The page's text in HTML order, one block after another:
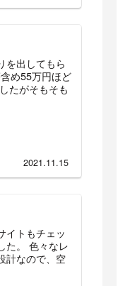
を出してもら
め55万円ほど
たがそもそも
2021.11.15
イトもチェッ
た。 色々なレ
計なので、空